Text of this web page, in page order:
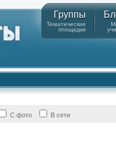
Группы
Тематические
площадки
С фото В сети